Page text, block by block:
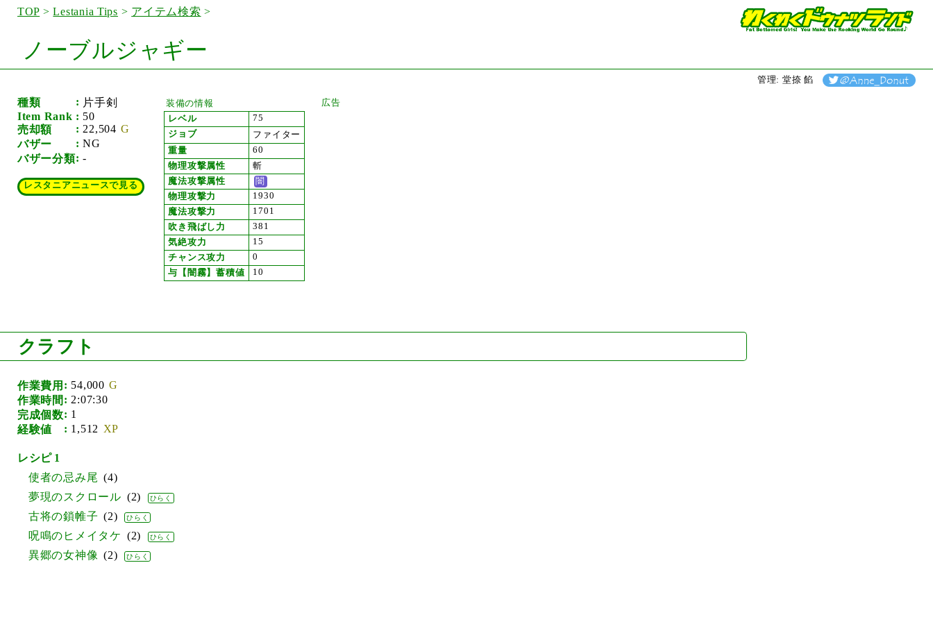
TOP >Lestania Tips > アイテム検索 >
ノーブルジャギー
管理: 堂捺 餡
種類
片手剣
Item Rank
50
売却額
22,504
バザー
NG
バザー分類
-
レスタニアニュースで見る
装備の情報
レベル
75
ジョブ
ファイター
重量
60
物理攻撃属性
斬
魔法攻撃属性
闇
物理攻撃力
1930
魔法攻撃力
1701
吹き飛ばし力
381
気絶攻力
15
チャンス攻力
0
与【闇霧】蓄積値
10
クラフト
作業費用
54,000
作業時間
2:07:30
完成個数
1
経験値
1,512
1
使者の忌み尾
4
夢現のスクロール
2
古将の鎖帷子
2
呪鳴のヒメイタケ
2
異郷の女神像
2